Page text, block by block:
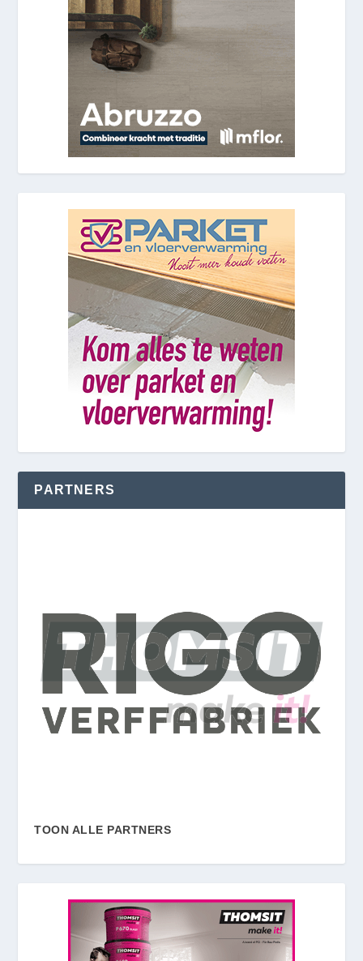
PARTNERS
TOON ALLE PARTNERS